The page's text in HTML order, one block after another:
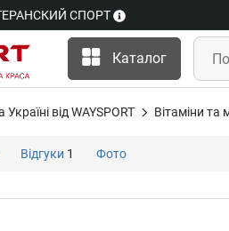
СПОРТ
Каталог
від WAYSPORT Вітаміни та
Відгуки 1 Фото